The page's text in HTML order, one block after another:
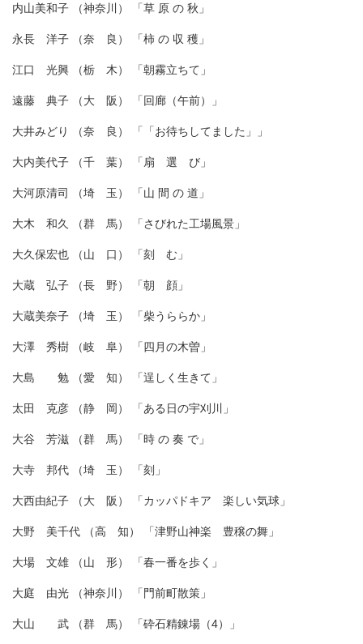
内山美和子 （神奈川） 「草 原 の 秋」
永長 洋子 （奈 良） 「柿 の 収 穫」
江口 光興 （栃 木） 「朝霧立ちて」
遠藤 典子 （大 阪） 「回廊（午前）」
大井みどり （奈 良） 「「お待ちしてました」」
大内美代子 （千 葉） 「扇 選 び」
大河原清司 （埼 玉） 「山 間 の 道」
大木 和久 （群 馬） 「さびれた工場風景」
大久保宏也 （山 口） 「刻 む」
大蔵 弘子 （長 野） 「朝 顔」
大蔵美奈子 （埼 玉） 「柴うららか」
大澤 秀樹 （岐 阜） 「四月の木曽」
大島 勉 （愛 知） 「逞しく生きて」
太田 克彦 （静 岡） 「ある日の宇刈川」
大谷 芳滋 （群 馬） 「時 の 奏 で」
大寺 邦代 （埼 玉） 「刻」
大西由紀子 （大 阪） 「カッパドキア 楽しい気球」
大野 美千代 （高 知） 「津野山神楽 豊穣の舞」
大場 文雄 （山 形） 「春一番を歩く」
大庭 由光 （神奈川） 「門前町散策」
大山 武 （群 馬） 「砕石精錬場（4）」